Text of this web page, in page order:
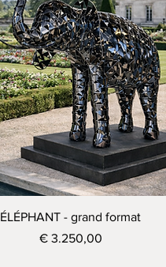
Visualização rápida
ÉLÉPHANT - grand format
Preço
€ 3.250,00